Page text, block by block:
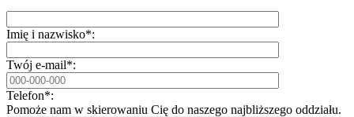
Imię i nazwisko*:
Twój e-mail*:
Telefon*:
Pomoże nam w skierowaniu Cię do naszego najbliższego oddziału.